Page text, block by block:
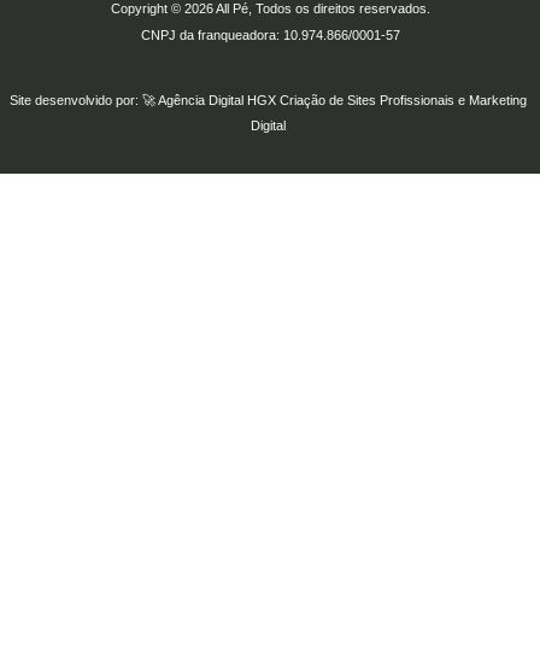
Copyright © 2026 All Pé, Todos os direitos reservados.
CNPJ da franqueadora: 10.974.866/0001-57
Site desenvolvido por: 🚀Agência Digital HGXCriação de Sites Profissionaise Marketing
Digital